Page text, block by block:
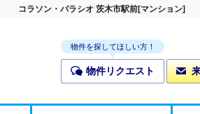
コラソン・パラシオ 茨木市駅前[マンション]
物件を探してほしい方！
物件リクエスト